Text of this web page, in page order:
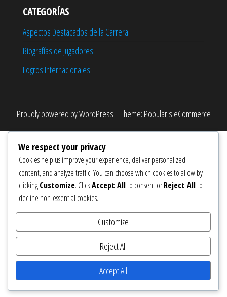
CATEGORÍAS
Aspectos Destacados de la Carrera
Biografías de Jugadores
Logros Internacionales
Proudly powered byWordPress | Theme: Popularis eCommerce
We respect your privacy
Cookies help us improve your experience, deliver personalized
content, and analyze traffic. You can choose which cookies to allow by
clickingCustomize. ClickAccept Allto consent orReject Allto
decline non-essential cookies.
Customize
Reject All
Accept All